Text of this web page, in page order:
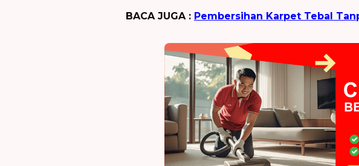
BACA JUGA : Pembersihan Karpet Tebal